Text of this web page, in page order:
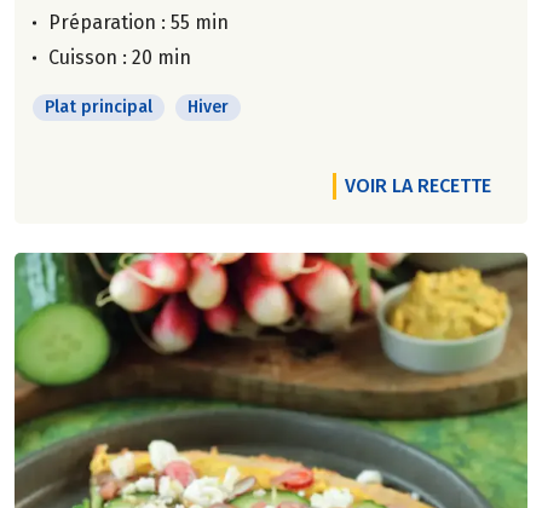
Préparation : 55 min
Cuisson : 20 min
Plat principal Hiver
VOIR LA RECETTE